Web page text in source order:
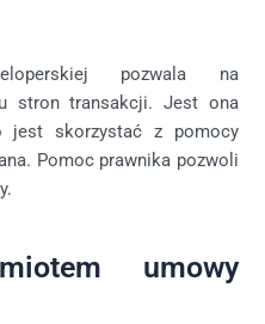
pozwala na
stron transakcji. Jest ona
jest skorzystać z pomocy
Pomoc prawnika pozwoli
umowy